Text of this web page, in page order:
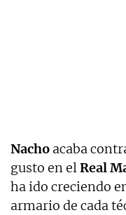
Nacho acaba
gusto en elReal
ha ido creciendo
armario de cada